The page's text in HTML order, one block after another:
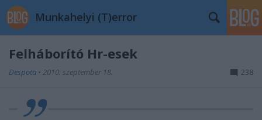
Munkahelyi (T)error
Felháborító Hr-esek
Despota • 2010. szeptember 18. 238